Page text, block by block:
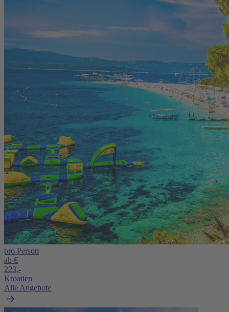
pro Person
ab €
223,-
Kroatien
Alle Angebote